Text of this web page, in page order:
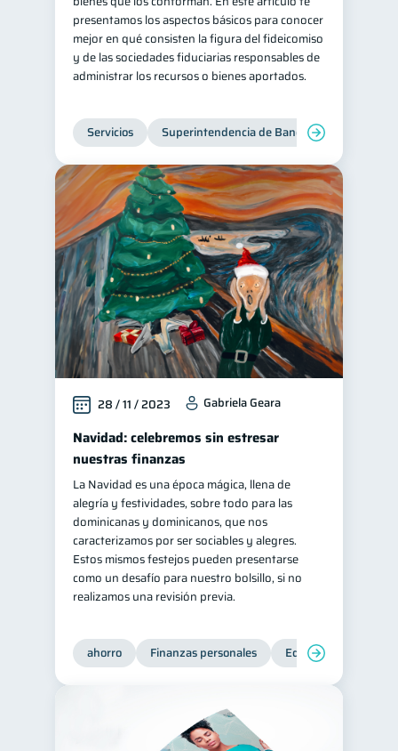
presentamos los aspectos básicos para conocer
mejor en qué consisten la figura del fideicomiso
y de las sociedades fiduciarias responsables de
administrar los recursos o bienes aportados.
Servicios Superintendencia de Bancos
28 / 11 / 2023 Gabriela Geara
Navidad: celebremos sin estresar
nuestras finanzas
La Navidad es una época mágica, llena de
alegría y festividades, sobre todo para las
dominicanas y dominicanos, que nos
caracterizamos por ser sociables y alegres.
Estos mismos festejos pueden presentarse
como un desafío para nuestro bolsillo, si no
realizamos una revisión previa.
ahorro Finanzas personales Educación financiera